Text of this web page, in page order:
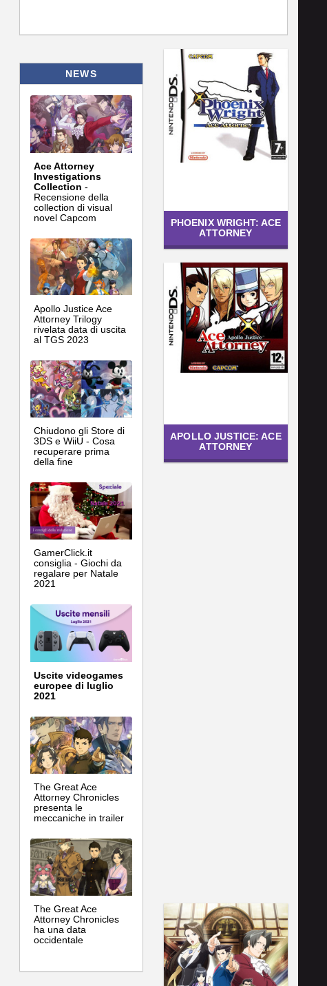
NEWS
Ace Attorney
Investigations
Collection -
Recensione della
collection di visual
novel Capcom
Apollo Justice Ace
Attorney Trilogy
rivelata data di uscita
al TGS 2023
Chiudono gli Store di
3DS e WiiU - Cosa
recuperare prima
della fine
GamerClick.it
consiglia - Giochi da
regalare per Natale
2021
Uscite videogames
europee di luglio
2021
The Great Ace
Attorney Chronicles
presenta le
meccaniche in trailer
The Great Ace
Attorney Chronicles
ha una data
occidentale
PHOENIX WRIGHT: ACE
ATTORNEY
APOLLO JUSTICE: ACE
ATTORNEY